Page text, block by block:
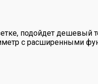
подойдет дешевый
с расширенными